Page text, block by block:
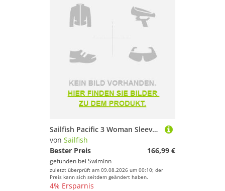
Sailfish Pacific 3 Woman Sleeveless Neoprene Wetsuit Grau M Frau
von Sailfish
Bester Preis
166,99 €
gefunden bei SwimInn
zuletzt überprüft am 09.08.2026 um 00:10; der
Preis kann sich seitdem geändert haben.
4% Ersparnis